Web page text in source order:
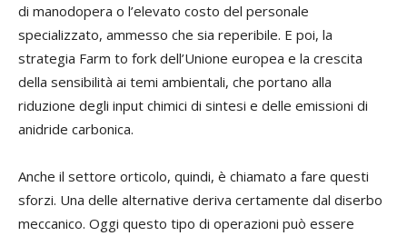
di manodopera o l’elevato costo del personale
specializzato, ammesso che sia reperibile. E poi, la
strategia Farm to fork dell’Unione europea e la crescita
della sensibilità ai temi ambientali, che portano alla
riduzione degli input chimici di sintesi e delle emissioni di
anidride carbonica.
Anche il settore orticolo, quindi, è chiamato a fare questi
sforzi. Una delle alternative deriva certamente dal diserbo
meccanico. Oggi questo tipo di operazioni può essere